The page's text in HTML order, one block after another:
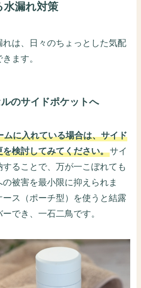
漏れ対策
れは、日々のちょっとした気配
ます。
のサイドポケットへ
ムに入れている場合は、サイド
検討してみてください。サイ
することで、万が一こぼれても
被害を最小限に抑えられま
ス（ポーチ型）を使うと結露
でき、一石二鳥です。